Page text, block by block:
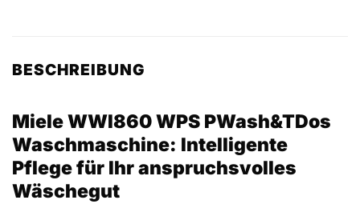
BESCHREIBUNG
Miele WWI860 WPS PWash&TDos
Waschmaschine: Intelligente
Pflege für Ihr anspruchsvolles
Wäschegut